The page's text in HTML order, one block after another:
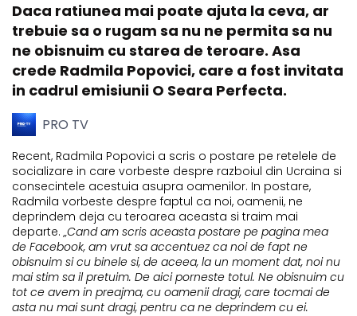
Daca ratiunea mai poate ajuta la ceva, ar
trebuie sa o rugam sa nu ne permita sa nu
ne obisnuim cu starea de teroare. Asa
crede Radmila Popovici, care a fost invitata
in cadrul emisiunii O Seara Perfecta.
PRO TV
Recent, Radmila Popovici a scris o postare pe retelele de
socializare in care vorbeste despre razboiul din Ucraina si
consecintele acestuia asupra oamenilor. In postare,
Radmila vorbeste despre faptul ca noi, oamenii, ne
deprindem deja cu teroarea aceasta si traim mai
departe. „Cand am scris aceasta postare pe pagina mea
de Facebook, am vrut sa accentuez ca noi de fapt ne
obisnuim si cu binele si, de aceea, la un moment dat, noi nu
mai stim sa il pretuim. De aici porneste totul. Ne obisnuim cu
tot ce avem in preajma, cu oamenii dragi, care tocmai de
asta nu mai sunt dragi, pentru ca ne deprindem cu ei.